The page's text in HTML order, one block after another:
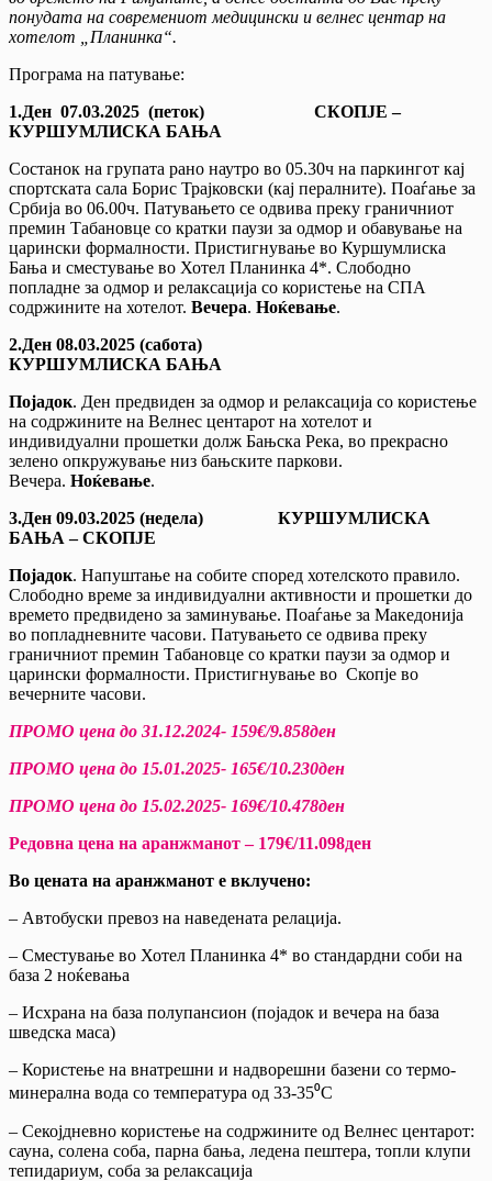
понудата на современиот медицински и велнес центар на
хотелот „Планинка“.
Програма на патување:
1.Ден 07.03.2025 (петок) СКОПЈЕ –
КУРШУМЛИСКА БАЊА
Состанок на групата рано наутро во 05.30ч на паркингот кај
спортската сала Борис Трајковски (кај пералните). Поаѓање за
Србија во 06.00ч. Патувањето се одвива преку граничниот
премин Табановце со кратки паузи за одмор и обавување на
царински формалности. Пристигнување во Куршумлиска
Бања и сместување во Хотел Планинка 4*. Слободно
попладне за одмор и релаксација со користење на СПА
содржините на хотелот. Вечера. Ноќевање.
2.Ден 08.03.2025 (сабота)
КУРШУМЛИСКА БАЊА
Појадок. Ден предвиден за одмор и релаксација со користење
на содржините на Велнес центарот на хотелот и
индивидуални прошетки долж Бањска Река, во прекрасно
зелено опкружување низ бањските паркови.
Вечера. Ноќевање.
3.Ден 09.03.2025 (недела) КУРШУМЛИСКА
БАЊА – СКОПЈЕ
Појадок. Напуштање на собите според хотелското правило.
Слободно време за индивидуални активности и прошетки до
времето предвидено за заминување. Поаѓање за Македонија
во попладневните часови. Патувањето се одвива преку
граничниот премин Табановце со кратки паузи за одмор и
царински формалности. Пристигнување во Скопје во
вечерните часови.
ПРОМО цена до 31.12.2024- 159€/9.858ден
ПРОМО цена до 15.01.2025- 165€/10.230ден
ПРОМО цена до 15.02.2025- 169€/10.478ден
Редовна цена на аранжманот – 179€/11.098ден
Во цената на аранжманот е вклучено:
– Автобуски превоз на наведената релација.
– Сместување во Хотел Планинка 4* во стандардни соби на
база 2 ноќевања
– Исхрана на база полупансион (појадок и вечера на база
шведска маса)
– Користење на внатрешни и надворешни базени со термо-
минерална вода со температура од 33-35⁰C
– Секојдневно користење на содржините од Велнес центарот:
сауна, солена соба, парна бања, ледена пештера, топли клупи
тепидариум, соба за релаксација